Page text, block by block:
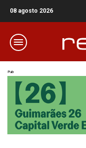
08 agosto 2026
Pub